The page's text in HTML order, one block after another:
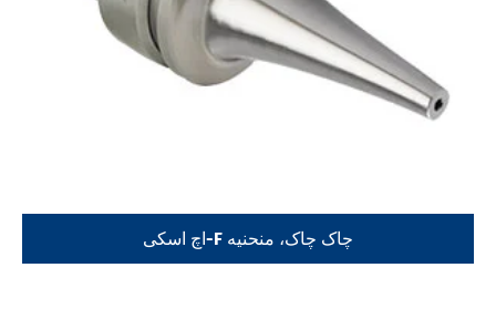
اچ اسکی-F چاک چاک، منحنیه